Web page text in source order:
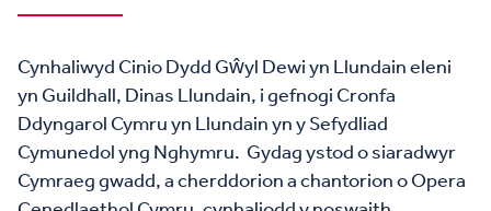
Cynhaliwyd Cinio Dydd Gŵyl Dewi yn Llundain eleni
yn Guildhall, Dinas Llundain, i gefnogi Cronfa
Ddyngarol Cymru yn Llundain yn y Sefydliad
Cymunedol yng Nghymru. Gydag ystod o siaradwyr
Cymraeg gwadd, a cherddorion a chantorion o Opera